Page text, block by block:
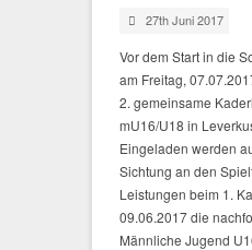
27th Juni 2017
Vor dem Start in die
am Freitag,
2. gemeinsame
mU16/U18 in
Eingeladen werden
Sichtung an den
Leistungen beim 1.
09.06.2017 die
Männliche Jugend